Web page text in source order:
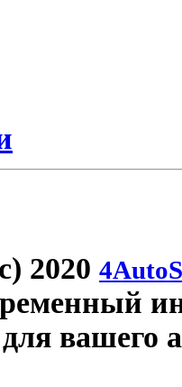
2020
вашего